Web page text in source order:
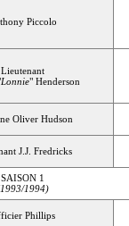
Piccolo
Lieutenant
Lonnie" Henderson
Oliver Hudson
J.J. Fredricks
SAISON 1
1994)
Phillips